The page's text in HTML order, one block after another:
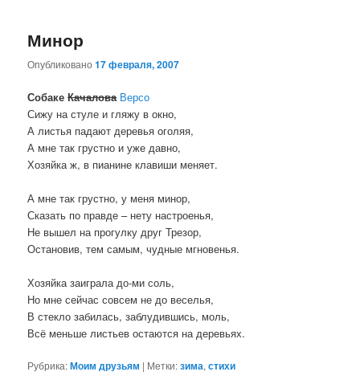
Минор
Опубликовано17 февраля, 2007
СобакеКачалова Версо
Сижу на стуле и гляжу в окно,
А листья падают деревья оголяя,
А мне так грустно и уже давно,
Хозяйка ж, в пианине клавиши меняет.
А мне так грустно, у меня минор,
Сказать по правде – нету настроенья,
Не вышел на прогулку друг Трезор,
Остановив, тем самым, чудные мгновенья.
Хозяйка заиграла до-ми соль,
Но мне сейчас совсем не до веселья,
В стекло забилась, заблудившись, моль,
Всё меньше листьев остаются на деревьях.
Рубрика:Моим друзьям | Метки:зима,стихи